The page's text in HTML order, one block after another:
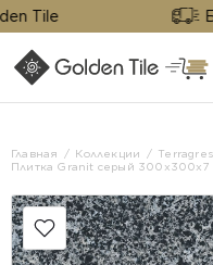
Главная Коллекции Terragres
Плитка Granit серый 300х300х7